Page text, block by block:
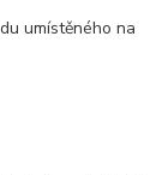
umístěného na